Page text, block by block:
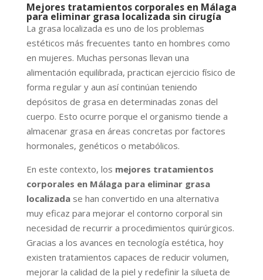
Mejores tratamientos corporales en Málaga
para eliminar grasa localizada sin cirugía
La grasa localizada es uno de los problemas
estéticos más frecuentes tanto en hombres como
en mujeres. Muchas personas llevan una
alimentación equilibrada, practican ejercicio físico de
forma regular y aun así continúan teniendo
depósitos de grasa en determinadas zonas del
cuerpo. Esto ocurre porque el organismo tiende a
almacenar grasa en áreas concretas por factores
hormonales, genéticos o metabólicos.
En este contexto, los mejores tratamientos
corporales en Málaga para eliminar grasa
localizadase han convertido en una alternativa
muy eficaz para mejorar el contorno corporal sin
necesidad de recurrir a procedimientos quirúrgicos.
Gracias a los avances en tecnología estética, hoy
existen tratamientos capaces de reducir volumen,
mejorar la calidad de la piel y redefinir la silueta de